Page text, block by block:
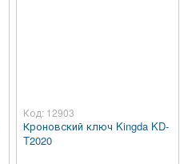
Код: 12903
Кроновский ключ Kingda KD-
T2020